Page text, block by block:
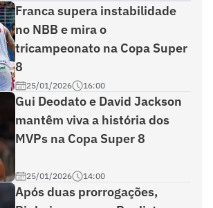
Franca supera instabilidade
no NBB e mira o
tricampeonato na Copa Super
8
25/01/2026 16:00
Gui Deodato e David Jackson
mantêm viva a história dos
MVPs na Copa Super 8
25/01/2026 14:00
Após duas prorrogações,